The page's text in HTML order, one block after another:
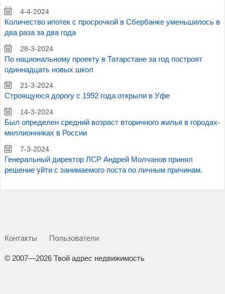
4-4-2024
Количество ипотек с просрочкой в Сбербанке уменьшилось в
два раза за два года
28-3-2024
По национальному проекту в Татарстане за год построят
одиннадцать новых школ
21-3-2024
Строящуюся дорогу с 1992 года открыли в Уфе
14-3-2024
Был определен средний возраст вторичного жилья в городах-
миллионниках в России
7-3-2024
Генеральный директор ЛСР Андрей Молчанов принял
решение уйти с занимаемого поста по личным причинам.
Контакты Пользователи
© 2007—2026 Твой адрес недвижимость